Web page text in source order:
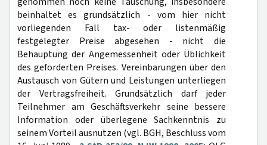
beinhaltet es grundsätzlich - vom hier nicht
vorliegenden Fall tax- oder listenmäßig
festgelegter Preise abgesehen - nicht die
Behauptung der Angemessenheit oder Üblichkeit
des geforderten Preises. Vereinbarungen über den
Austausch von Gütern und Leistungen unterliegen
der Vertragsfreiheit. Grundsätzlich darf jeder
Teilnehmer am Geschäftsverkehr seine bessere
Information oder überlegene Sachkenntnis zu
seinem Vorteil ausnutzen (vgl. BGH, Beschluss vom